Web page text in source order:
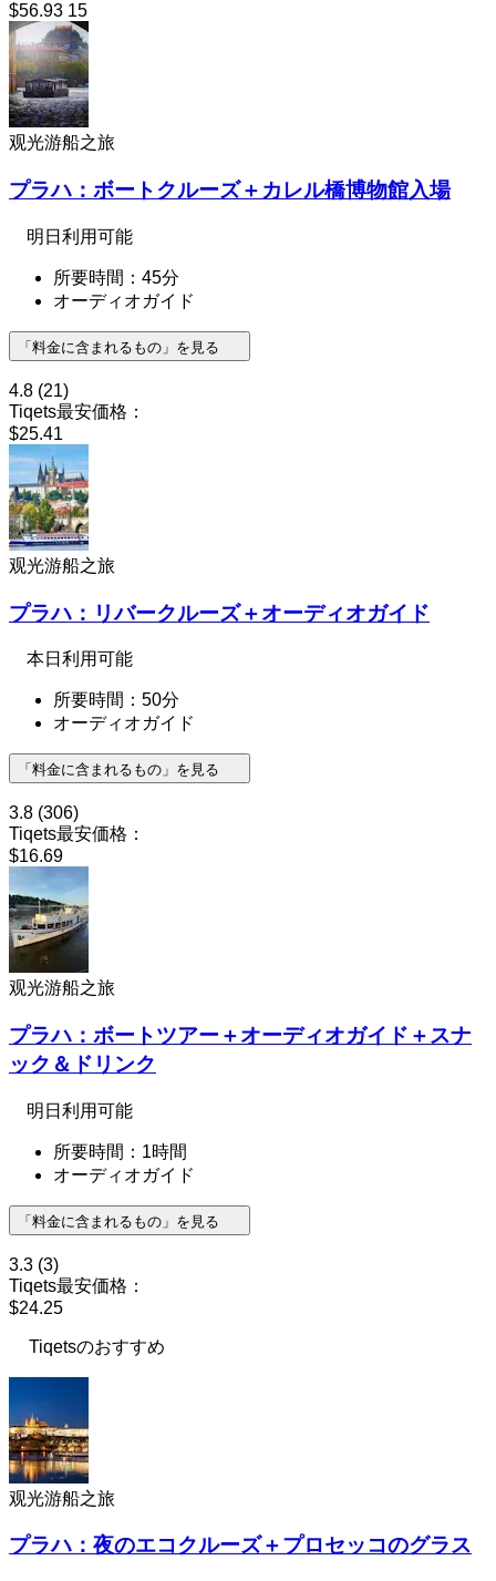
$56.93 15
观光游船之旅
プラハ：ボートクルーズ＋カレル橋博物館入場
明日利用可能
所要時間：45分
オーディオガイド
「料金に含まれるもの」を見る
4.8 (21)
Tiqets最安価格：
$25.41
观光游船之旅
プラハ：リバークルーズ＋オーディオガイド
本日利用可能
所要時間：50分
オーディオガイド
「料金に含まれるもの」を見る
3.8 (306)
Tiqets最安価格：
$16.69
观光游船之旅
プラハ：ボートツアー＋オーディオガイド＋スナ
ック＆ドリンク
明日利用可能
所要時間：1時間
オーディオガイド
「料金に含まれるもの」を見る
3.3 (3)
Tiqets最安価格：
$24.25
Tiqetsのおすすめ
观光游船之旅
プラハ：夜のエコクルーズ＋プロセッコのグラス